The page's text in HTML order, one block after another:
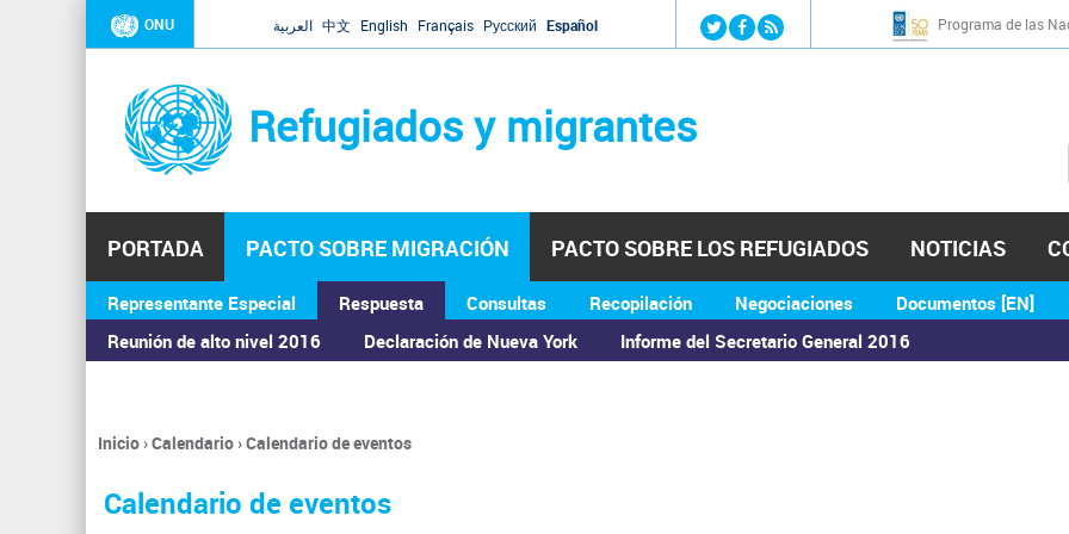
Jump to navigation
ONU العربية 中文 English Français Русский Español Programa de las
Refugiados y migrantes
PORTADA PACTO SOBRE MIGRACIÓN
Representante Especial
Respuesta
Reunión de alto nivel 2016
Declaración de Nueva York Informe del Secretario General 2016
Consultas Recopilación Negociaciones Documentos [EN]
PACTO SOBRE LOS REFUGIADOS NOTICIAS
ASAMBLEA GENERAL
Se
encuentra
usted
Inicio›Calendario›Calendario de eventos
Calendario de eventos